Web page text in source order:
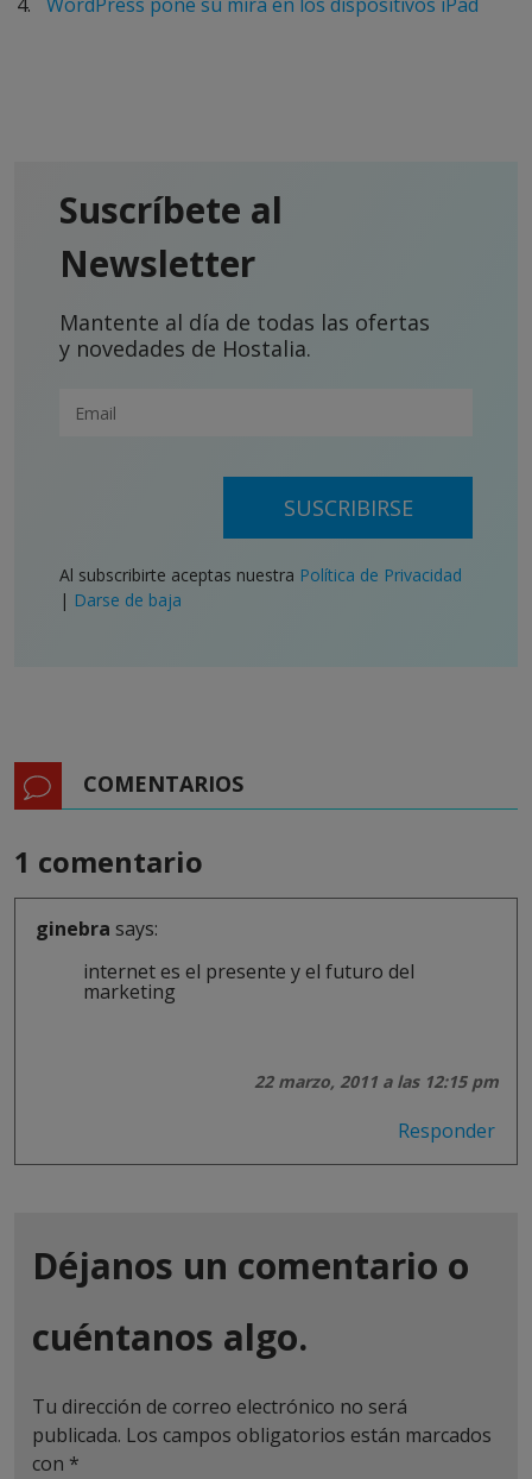
Suscríbete al
Newsletter
Mantente al día de todas las ofertas
y novedades de Hostalia.
SUSCRIBIRSE
Al subscribirte aceptas nuestra Política de Privacidad
| Darse de baja
COMENTARIOS
1 comentario
ginebra says:
22 marzo, 2011 a las 12:15 pm
internet es el presente y el futuro del
marketing
Responder
Déjanos un comentario o
cuéntanos algo.
Tu dirección de correo electrónico no será
publicada. Los campos obligatorios están marcados
con *